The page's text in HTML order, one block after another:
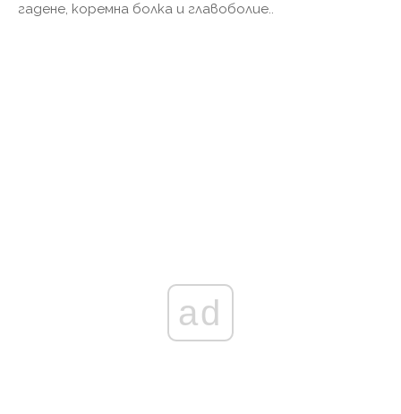
гадене, коремна болка и главоболие..
ad